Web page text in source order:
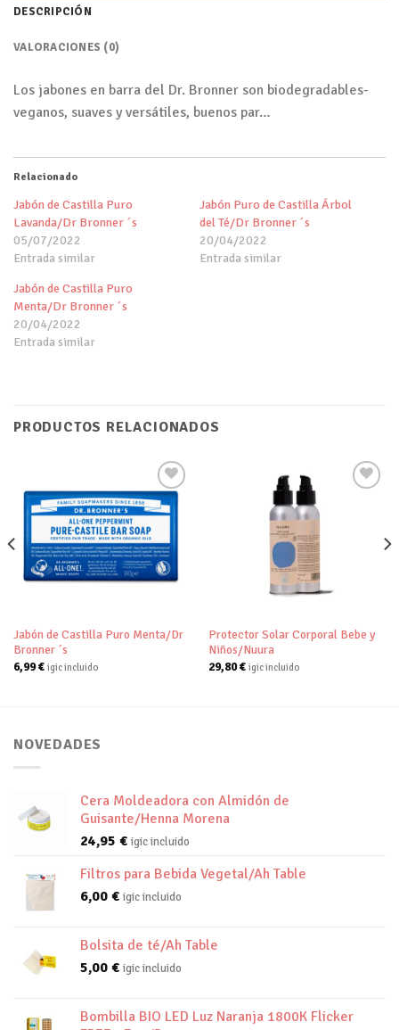
DESCRIPCIÓN
VALORACIONES (0)
Los jabones en barra del Dr. Bronner son biodegradables-
veganos, suaves y versátiles, buenos par…
Relacionado
Jabón de Castilla Puro
Lavanda/Dr Bronner ´s
05/07/2022
Entrada similar
Jabón Puro de Castilla Árbol
del Té/Dr Bronner ´s
20/04/2022
Entrada similar
Jabón de Castilla Puro
Menta/Dr Bronner ´s
20/04/2022
Entrada similar
PRODUCTOS RELACIONADOS
Añadir
a tu
lista de
deseos
Jabón de Castilla Puro Menta/Dr
Bronner ´s
6,99€ igic incluido
Protector Solar Corporal Bebe y
Niños/Nuura
29,80€ igic incluido
NOVEDADES
Cera Moldeadora con Almidón de
Guisante/Henna Morena
24,95 € igic incluido
Filtros para Bebida Vegetal/Ah Table
6,00 € igic incluido
Bolsita de té/Ah Table
5,00 € igic incluido
Bombilla BIO LED Luz Naranja 1800K Flicker